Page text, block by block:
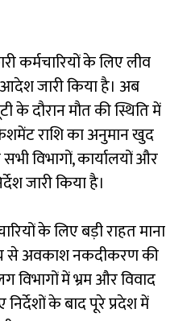
कर्मचारियों के लिए लीव
जारी किया है। अब
के दौरान मौत की स्थिति में
राशि का अनुमान खुद
विभागों, कार्यालयों और
जारी किया है।
के लिए बड़ी राहत माना
से अवकाश नकदीकरण की
में भ्रम और विवाद
के बाद पूरे प्रदेश में